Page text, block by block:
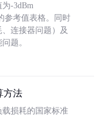
-3dBm
参考值表格。同时
连接器问题）及
题。
方法
损耗的国家标准